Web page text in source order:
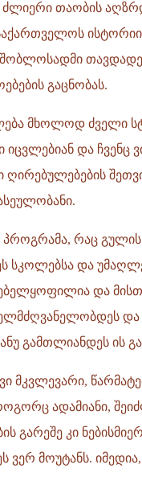
ძლიერი თაობის
გაცნობას.
მხოლოდ ძველი
და ჩვენც
პროგრამა, რაც
სკოლებსა და
და
და
გამთლიანდეს ის
მკვლევარი,
ადამიანი,
გარეშე კი
ვერ მოუტანს.